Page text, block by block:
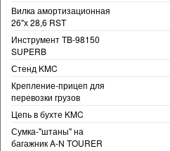
Вилка амортизационная
26"х 28,6 RST
Инструмент TB-98150
SUPERB
Стенд KMC
Крепление-прицеп для
перевозки грузов
Цепь в бухте KMC
Сумка-"штаны" на
багажник A-N TOURER